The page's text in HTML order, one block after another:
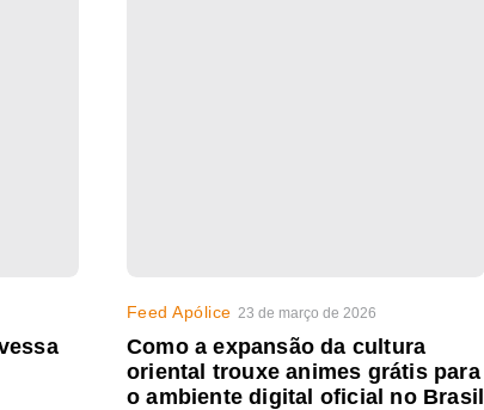
Feed Apólice 23 de março de 2026
Como a expansão da cultura
oriental trouxe animes grátis para
o ambiente digital oficial no Brasil